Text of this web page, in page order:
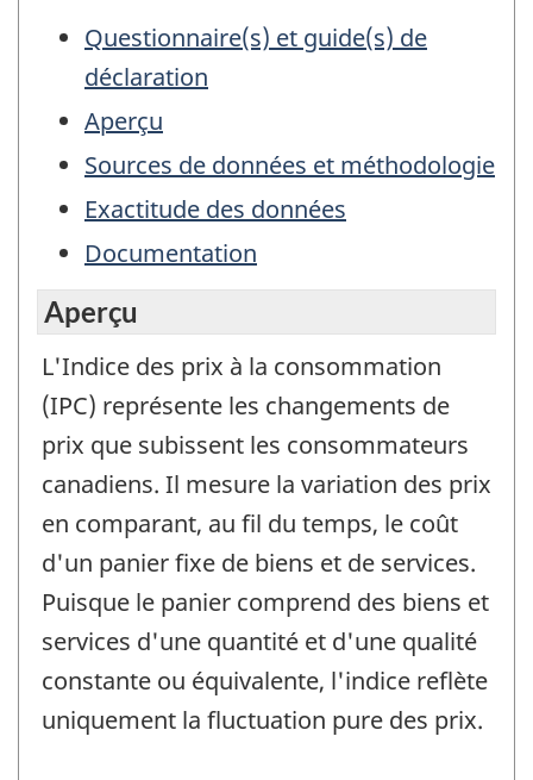
Questionnaire(s) et guide(s) de
déclaration
Aperçu
Sources de données et méthodologie
Exactitude des données
Documentation
Aperçu
L'Indice des prix à la consommation
(IPC) représente les changements de
prix que subissent les consommateurs
canadiens. Il mesure la variation des prix
en comparant, au fil du temps, le coût
d'un panier fixe de biens et de services.
Puisque le panier comprend des biens et
services d'une quantité et d'une qualité
constante ou équivalente, l'indice reflète
uniquement la fluctuation pure des prix.